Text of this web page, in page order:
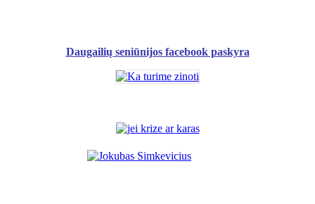
Daugailių seniūnijos facebook paskyra